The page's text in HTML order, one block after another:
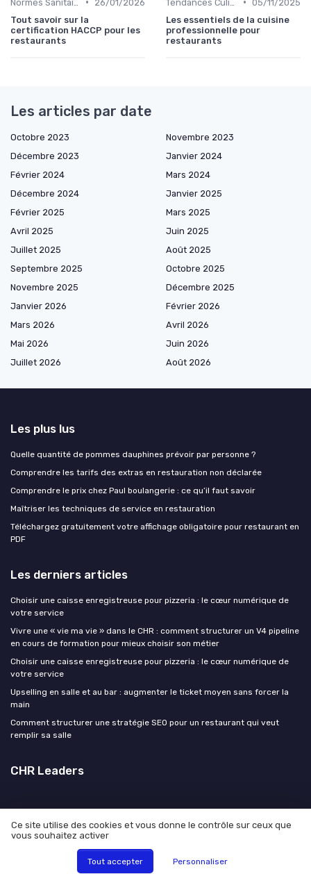
26/01/2026
Tout savoir sur la
certification HACCP pour les
restaurants
05/11/2025
Les essentiels de la cuisine
professionnelle pour
restaurants
Les articles par date
Octobre 2023
Novembre 2023
Décembre 2023
Janvier 2024
Février 2024
Mars 2024
Décembre 2024
Janvier 2025
Février 2025
Mars 2025
Avril 2025
Juin 2025
Juillet 2025
Août 2025
Septembre 2025
Octobre 2025
Novembre 2025
Décembre 2025
Janvier 2026
Février 2026
Mars 2026
Avril 2026
Mai 2026
Juin 2026
Juillet 2026
Août 2026
Les plus lus
Quelle quantité de pommes dauphines prévoir par personne ?
Comprendre les tarifs des extras en restauration non déclarée
Comprendre le prix chez Paul boulangerie : ce qu’il faut savoir
Maîtriser les techniques de service en restauration
Téléchargez gratuitement votre affichage obligatoire pour restaurant en
PDF
Les derniers articles
Choisir une caisse enregistreuse pour pizzeria : le cœur numérique de
votre service
Vivre une « vie ma vie » dans le CHR : comment structurer un V4 pipeline
en cours de formation pour mieux choisir son métier
Choisir une caisse enregistreuse pour pizzeria : le cœur numérique de
votre service
Upselling en salle et au bar : augmenter le ticket moyen sans forcer la
main
Comment structurer une stratégie SEO pour un restaurant qui veut
remplir sa salle
CHR Leaders
Mentions légales
© CHR Leaders 2026
Ce site utilise des cookies et vous donne le contrôle sur ceux que
vous souhaitez activer
Tout accepter Personnaliser